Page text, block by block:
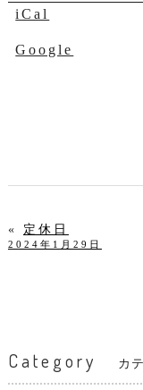
iCal
Google
« 定休日
2024年1月29日
Category カ